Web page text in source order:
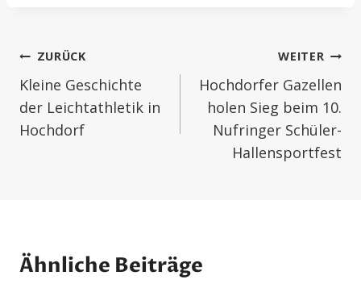
Beitrags-
Navigation
ZURÜCK
Kleine Geschichte
der Leichtathletik in
Hochdorf
WEITER
Hochdorfer Gazellen
holen Sieg beim 10.
Nufringer Schüler-
Hallensportfest
Ähnliche Beiträge